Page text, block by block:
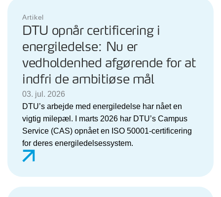
Artikel
DTU opnår certificering i
energiledelse: Nu er
vedholdenhed afgørende for at
indfri de ambitiøse mål
03. jul. 2026
DTU’s arbejde med energiledelse har nået en
vigtig milepæl. I marts 2026 har DTU’s Campus
Service (CAS) opnået en ISO 50001-certificering
for deres energiledelsessystem.